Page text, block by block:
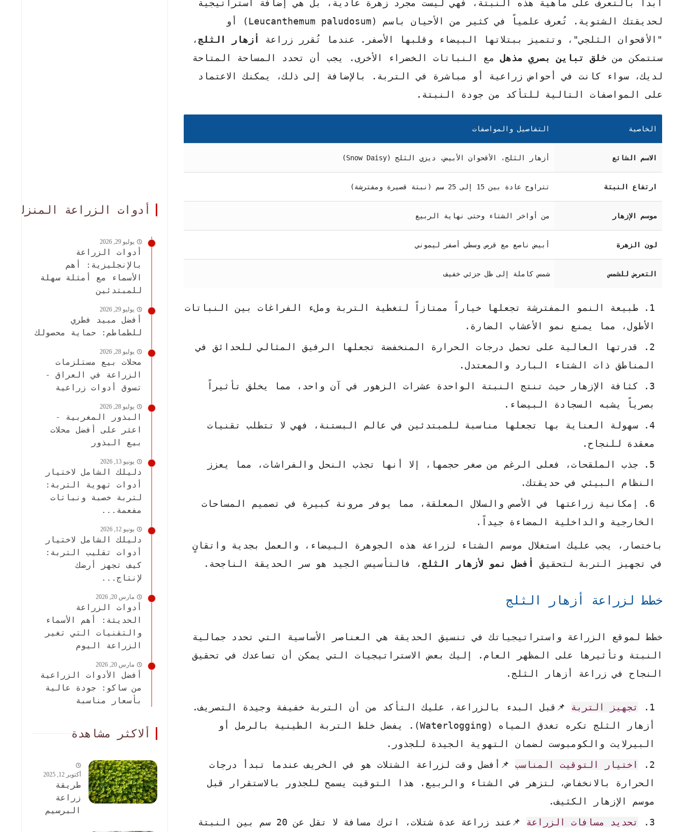
ابدأ بالتعرف على ماهية هذه النبتة، فهي ليست مجرد زهرة عادية، بل هي إضافة استراتيجية
لحديقتك الشتوية. تُعرف علمياً في كثير من الأحيان باسم (Leucanthemum paludosum) أو
"الأقحوان الثلجي"، وتتميز ببتلاتها البيضاء وقلبها الأصفر. عندما تُقرر زراعة
أزهار الثلج،
ستتمكن من خلق تباين بصري مذهلمع النباتات الخضراء الأخرى. يجب أن تحدد المساحة المتاحة
لديك، سواء كانت في أحواض زراعية أو مباشرة في التربة. بالإضافة إلى ذلك، يمكنك الاعتماد
على المواصفات التالية للتأكد من جودة النبتة.
الخاصية التفاصيل والمواصفات
الاسم الشائع أزهار الثلج، الأقحوان الأبيض، ديزي الثلج (Snow Daisy)
ارتفاع النبتة تتراوح عادة بين 15 إلى 25 سم (نبتة قصيرة ومفترشة)
موسم الإزهار من أواخر الشتاء وحتى نهاية الربيع
لون الزهرة أبيض ناصع مع قرص وسطي أصفر ليموني
التعرض للشمس شمس كاملة إلى ظل جزئي خفيف
طبيعة النمو المفترشة تجعلها خياراً ممتازاً لتغطية التربة وملء الفراغات بين النباتات
الأطول، مما يمنع نمو الأعشاب الضارة.
قدرتها العالية على تحمل درجات الحرارة المنخفضة تجعلها الرفيق المثالي للحدائق في
المناطق ذات الشتاء البارد والمعتدل.
كثافة الإزهار حيث تنتج النبتة الواحدة عشرات الزهور في آن واحد، مما يخلق تأثيراً
بصرياً يشبه السجادة البيضاء.
سهولة العناية بها تجعلها مناسبة للمبتدئين في عالم البستنة، فهي لا تتطلب تقنيات
معقدة للنجاح.
جذب الملقحات، فعلى الرغم من صغر حجمها، إلا أنها تجذب النحل والفراشات، مما يعزز
النظام البيئي في حديقتك.
إمكانية زراعتها في الأصص والسلال المعلقة، مما يوفر مرونة كبيرة في تصميم المساحات
الخارجية والداخلية المضاءة جيداً.
باختصار، يجب عليك استغلال موسم الشتاء لزراعة هذه الجوهرة البيضاء، والعمل بجدية واتقانٍ
في تجهيز التربة لتحقيق
أفضل نمو لأزهار الثلج، فالتأسيس الجيد هو سر الحديقة الناجحة.
خطط لزراعة أزهار الثلج
خطط لموقع الزراعة واستراتيجياتك في تنسيق الحديقة هي العناصر الأساسية التي تحدد جمالية
النبتة وتأثيرها على المظهر العام. إليك بعض الاستراتيجيات التي يمكن أن تساعدك في تحقيق
النجاح في زراعة أزهار الثلج.
تجهيز التربة 📌قبل البدء بالزراعة، عليك التأكد من أن التربة خفيفة وجيدة التصريف.
أزهار الثلج تكره تغدق المياه (Waterlogging). يفضل خلط التربة الطينية بالرمل أو
البيرلايت والكومبوست لضمان التهوية الجيدة للجذور.
اختيار التوقيت المناسب 📌أفضل وقت لزراعة الشتلات هو في الخريف عندما تبدأ درجات
الحرارة بالانخفاض، لتزهر في الشتاء والربيع. هذا التوقيت يسمح للجذور بالاستقرار قبل
موسم الإزهار الكثيف.
تحديد مسافات الزراعة
📌عند زراعة عدة شتلات، اترك مسافة لا تقل عن 20 سم بين النبتة
أدوات الزراعة المنزلية
يوليو 29, 2026
أدوات الزراعة
بالإنجليزية: أهم
الأسماء مع أمثلة سهلة
للمبتدئين
يوليو 29, 2026
أفضل مبيد فطري
للطماطم: حماية محصولك
يوليو 28, 2026
محلات بيع مستلزمات
الزراعة في العراق -
تسوق أدوات زراعية
يوليو 28, 2026
البذور المغربية -
اعثر على أفضل محلات
بيع البذور
يونيو 13, 2026
دليلك الشامل لاختيار
أدوات تهوية التربة:
لتربة خصبة ونباتات
مفعمة...
يونيو 12, 2026
دليلك الشامل لاختيار
أدوات تقليب التربة:
كيف تجهز أرضك
لإنتاج...
مارس 20, 2026
أدوات الزراعة
الحديثة: أهم الأسماء
والتقنيات التي تغير
الزراعة اليوم
مارس 20, 2026
أفضل الأدوات الزراعية
من ساكو: جودة عالية
بأسعار مناسبة
ألاكثر مشاهدة
أكتوبر 12, 2025
طريقة
زراعة
البرسيم